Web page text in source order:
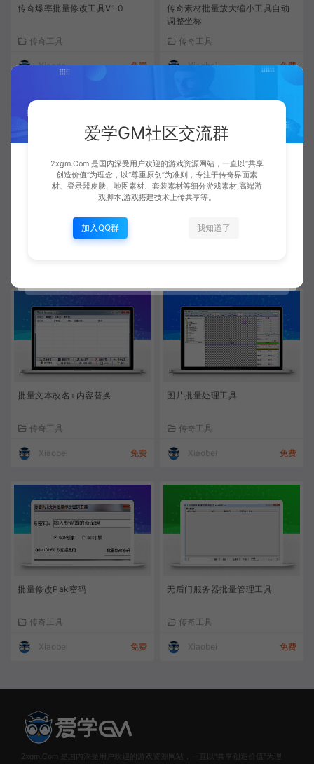
传奇爆率批量修改工具V1.0
传奇工具
Xiaobei 免费
传奇素材批量放大缩小工具自动
调整坐标
传奇工具
Xiaobei 免费
全能字符串批量替换机V7.0
表格工具+批量重命名+批量字符
传奇工具
批量文本改名+内容替换
传奇工具
Xiaobei 免费
图片批量处理工具
传奇工具
Xiaobei 免费
批量修改Pak密码
传奇工具
Xiaobei 免费
无后门服务器批量管理工具
传奇工具
Xiaobei 免费
2xgm.Com 是国内深受用户欢迎的游戏资源网站，一直以“共享创造价值”为理
爱学GM社区交流群
2xgm.Com 是国内深受用户欢迎的游戏资源网站，一直以“共享
创造价值”为理念，以“尊重原创”为准则，专注于传奇界面素
材、登录器皮肤、地图素材、套装素材等细分游戏素材,高端游
戏脚本,游戏搭建技术上传共享等。
加入QQ群 我知道了